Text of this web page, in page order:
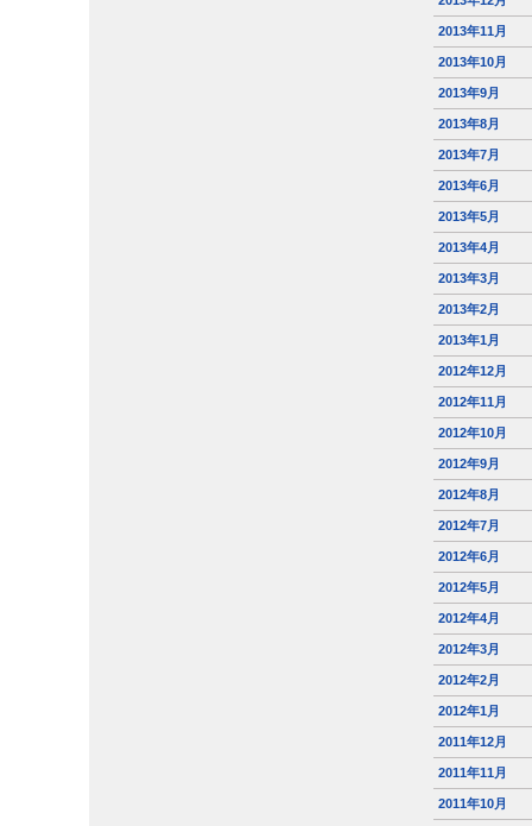
2013年11月
2013年10月
2013年9月
2013年8月
2013年7月
2013年6月
2013年5月
2013年4月
2013年3月
2013年2月
2013年1月
2012年12月
2012年11月
2012年10月
2012年9月
2012年8月
2012年7月
2012年6月
2012年5月
2012年4月
2012年3月
2012年2月
2012年1月
2011年12月
2011年11月
2011年10月